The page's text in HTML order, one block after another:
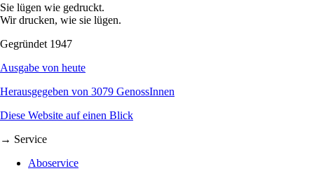
Sie lügen wie gedruckt.
Wir drucken, wie sie lügen.
Gegründet 1947
Ausgabe von heute
Herausgegeben von 3079 GenossInnen
Diese Website auf einen Blick
→ Service
Aboservice